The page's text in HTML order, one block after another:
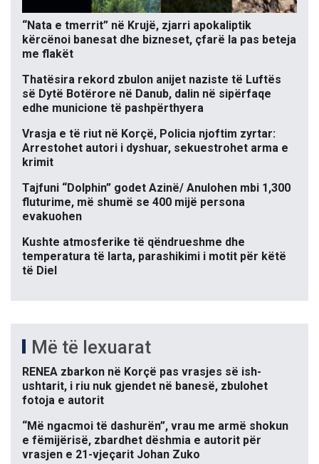
“Nata e tmerrit” në Krujë, zjarri apokaliptik
kërcënoi banesat dhe bizneset, çfarë la pas beteja
me flakët
Thatësira rekord zbulon anijet naziste të Luftës
së Dytë Botërore në Danub, dalin në sipërfaqe
edhe municione të pashpërthyera
Vrasja e të riut në Korçë, Policia njoftim zyrtar:
Arrestohet autori i dyshuar, sekuestrohet arma e
krimit
Tajfuni “Dolphin” godet Azinë/ Anulohen mbi 1,300
fluturime, më shumë se 400 mijë persona
evakuohen
Kushte atmosferike të qëndrueshme dhe
temperatura të larta, parashikimi i motit për këtë
të Diel
Më të lexuarat
RENEA zbarkon në Korçë pas vrasjes së ish-
ushtarit, i riu nuk gjendet në banesë, zbulohet
fotoja e autorit
“Më ngacmoi të dashurën”, vrau me armë shokun
e fëmijërisë, zbardhet dëshmia e autorit për
vrasjen e 21-vjeçarit Johan Zuko